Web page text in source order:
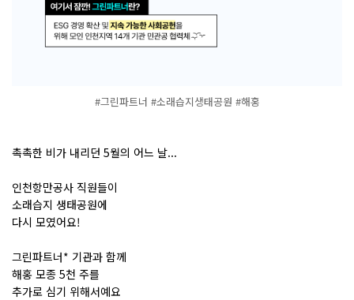
#그린파트너 #소래습지생태공원 #해홍
촉촉한 비가 내리던 5월의 어느 날...
인천항만공사 직원들이
소래습지 생태공원에
다시 모였어요!
그린파트너* 기관과 함께
해홍 모종 5천 주를
추가로 심기 위해서예요